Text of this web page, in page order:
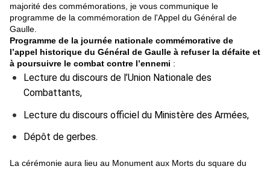
majorité des commémorations, je vous communique le
programme de la commémoration de l'Appel du Général de
Gaulle.
Programme de la journée nationale commémorative de
l’appel historique du Général de Gaulle à refuser la défaite et
à poursuivre le combat contre l’ennemi :
Lecture du discours de l’Union Nationale des
Combattants,
Lecture du discours officiel du Ministère des Armées,
Dépôt de gerbes.
La cérémonie aura lieu au Monument aux Morts du square du